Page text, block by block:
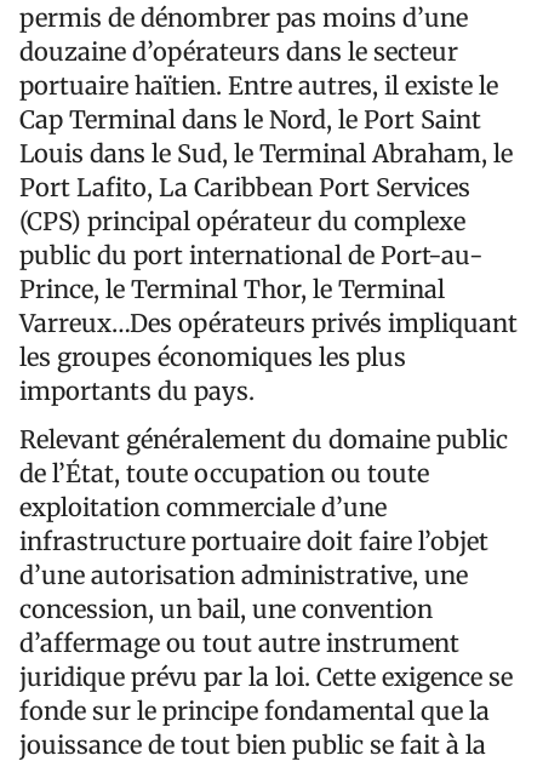
permis de dénombrer pas moins d’une
douzaine d’opérateurs dans le secteur
portuaire haïtien. Entre autres, il existe le
Cap Terminal dans le Nord, le Port Saint
Louis dans le Sud, le Terminal Abraham, le
Port Lafito, La Caribbean Port Services
(CPS) principal opérateur du complexe
public du port international de Port-au-
Prince, le Terminal Thor, le Terminal
Varreux…Des opérateurs privés impliquant
les groupes économiques les plus
importants du pays.
Relevant généralement du domaine public
de l’État, toute occupation ou toute
exploitation commerciale d’une
infrastructure portuaire doit faire l’objet
d’une autorisation administrative, une
concession, un bail, une convention
d’affermage ou tout autre instrument
juridique prévu par la loi. Cette exigence se
fonde sur le principe fondamental que la
jouissance de tout bien public se fait à la